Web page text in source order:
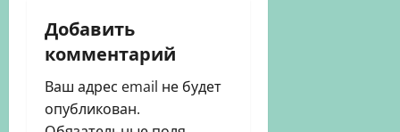
з
а
п
Добавить
комментарий
Ваш адрес email не будет
опубликован.